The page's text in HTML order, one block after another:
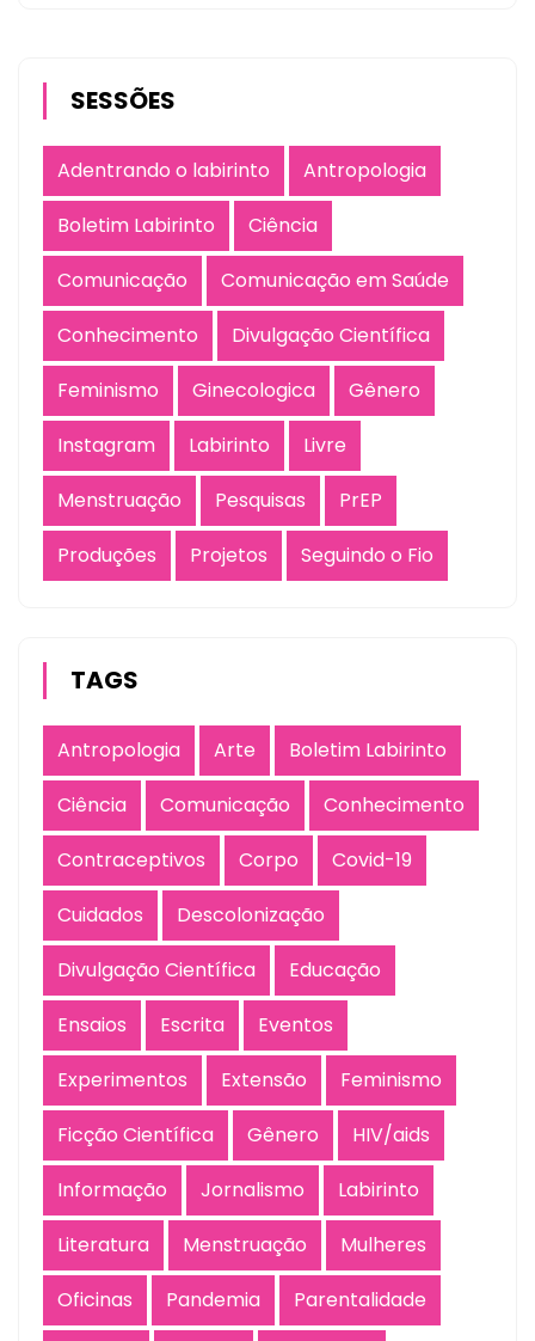
SESSÕES
Adentrando o labirinto
Antropologia
Boletim Labirinto
Ciência
Comunicação
Comunicação em Saúde
Conhecimento
Divulgação Científica
Feminismo
Ginecologica
Gênero
Instagram
Labirinto
Livre
Menstruação
Pesquisas
PrEP
Produções
Projetos Seguindo o Fio
TAGS
Antropologia Arte
Boletim Labirinto
Ciência
Comunicação
Conhecimento
Contraceptivos
Corpo
Covid-19
Cuidados
Descolonização
Divulgação Científica
Educação
Ensaios
Escrita
Eventos
Experimentos
Extensão
Feminismo
Ficção Científica
Gênero
HIV/aids
Informação
Jornalismo
Labirinto
Literatura
Menstruação
Mulheres
Oficinas
Pandemia
Parentalidade